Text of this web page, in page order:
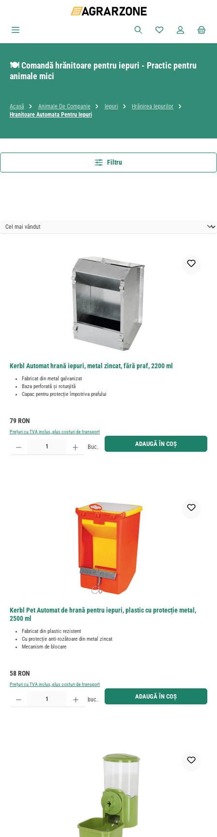
Sari la conținutul principal
Aveți 0 articole
🍽️ Comandă hrănitoare pentru iepuri - Practic pentru
animale mici
Acasă Animale De Companie Iepuri
Hrănirea Iepurilor
Hranitoare Automata Pentru Iepuri
Filtru
Kerbl Automat hrană iepuri, metal zincat, fără praf, 2200 ml
Fabricat din metal galvanizat
Baza perforată și rotunjită
Capac pentru protecție împotriva prafului
Preț obișnuit:
79 RON
Prețuri cu TVA inclus, plus costuri de transport
Cantitate produs: Introduceți cantitatea dorită sau utilizați butoanele pentru a mări sau micșora
Buc. ADAUGĂ ÎN COȘ
Kerbl Pet Automat de hrană pentru iepuri, plastic cu protecție metal,
2500 ml
Fabricat din plastic rezistent
Cu protecție anti-rozătoare din metal zincat
Mecanism de blocare
Preț obișnuit:
58 RON
Prețuri cu TVA inclus, plus costuri de transport
Cantitate produs: Introduceți cantitatea dorită sau utilizați butoanele pentru a mări sau micșora
buc. ADAUGĂ ÎN COȘ